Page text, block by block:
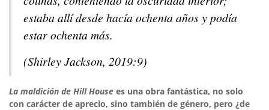
estaba allí desde hacía ochenta años y podía
estar ochenta más.
(Shirley Jackson, 2019:9)
La maldición de Hill House es una obra fantástica, no solo
con carácter de aprecio, sino también de género, pero ¿de